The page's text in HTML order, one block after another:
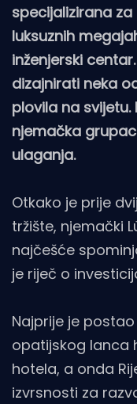
specijalizirana
luksuznih
inženjerski
dizajnirati neka
plovila na svijetu.
njemačka
ulaganja.
Otkako je prije
tržište, njemački
najčešće
je riječ o
Najprije je
opatijskog lanca
hotela, a onda
izvrsnosti za